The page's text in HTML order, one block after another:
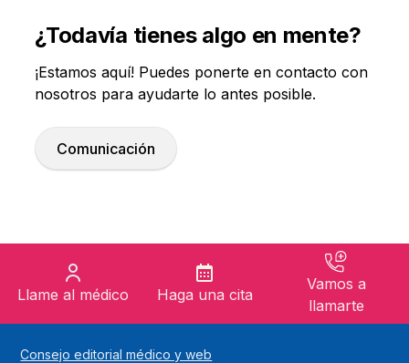
¿Todavía tienes algo en mente?
¡Estamos aquí! Puedes ponerte en contacto con
nosotros para ayudarte lo antes posible.
Comunicación
Llame al médico Haga una cita
Vamos a
llamarte
Consejo editorial médico y web